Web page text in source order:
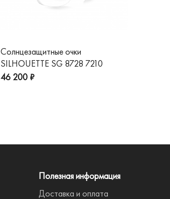
Солнцезащитные очки
SILHOUETTE SG 8728 7210
46 200 ₽
Полезная информация
Доставка и оплата